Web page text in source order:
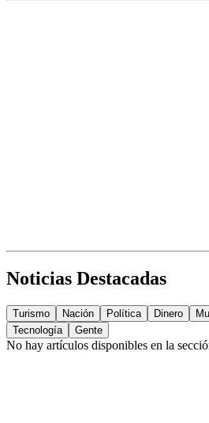
Noticias Destacadas
Turismo Nación Política Dinero
Tecnología
Gente
No hay artículos disponibles en la